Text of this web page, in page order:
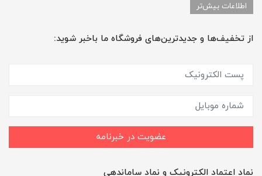
اطلاعات بیش‌تر
از تخفیف‌ها و جدیدترین‌های فروشگاه ما باخبر شوید:
عضویت در خبرنامه
نماد اعتماد الکترونیک و نماد ساماندهی